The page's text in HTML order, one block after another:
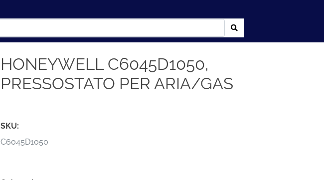
HONEYWELL C6045D1050,
PRESSOSTATO PER ARIA/GAS
SKU:
C6045D1050